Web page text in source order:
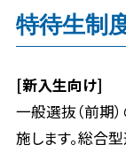
特待生制
[新入生向け]
一般選抜（前期
施します。総合